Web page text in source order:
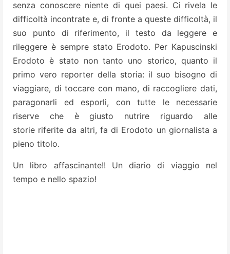
senza conoscere niente di quei paesi. Ci rivela le
difficoltà incontrate e, di fronte a queste difficoltà, il
suo punto di riferimento, il testo da leggere e
rileggere è sempre stato Erodoto. Per Kapuscinski
Erodoto è stato non tanto uno storico, quanto il
primo vero reporter della storia: il suo bisogno di
viaggiare, di toccare con mano, di raccogliere dati,
paragonarli ed esporli, con tutte le necessarie
riserve che è giusto nutrire riguardo alle
storie riferite da altri, fa di Erodoto un giornalista a
pieno titolo.
Un libro affascinante!! Un diario di viaggio nel
tempo e nello spazio!